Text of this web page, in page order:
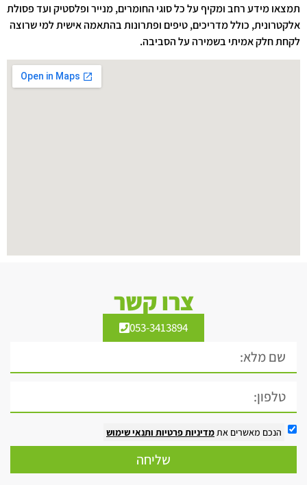
תמצאו מידע רחב ומקיף על כל סוגי החומרים, מנייר ופלסטיק ועד פסולת
אלקטרונית, כולל מדריכים, טיפים ופתרונות בהתאמה אישית למי שרוצה
לקחת חלק אמיתי בשמירה על הסביבה.
צרו קשר
053-3413894
הנכם מאשרים אתמדיניות פרטיות ותנאי שימוש
שליחה